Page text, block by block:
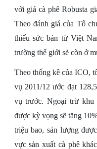
với giá cà phê Robusta
Theo đánh giá của Tổ
thiếu sức bán từ Việt
trường thế giới sẽ còn ở
Theo thống kê của ICO,
vụ 2011/12 ước đạt
vụ trước. Ngoại trừ khu
được kỳ vọng sẽ tăng
triệu bao, sản lượng
vực sản xuất cà phê